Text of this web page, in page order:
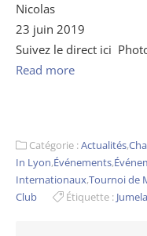
Nicolas
23 juin 2019
Suivez le direct ici
Read more
Catégorie :Actualités,
In Lyon,Événements,
Internationaux,Tournoi de
Club
Étiquette :